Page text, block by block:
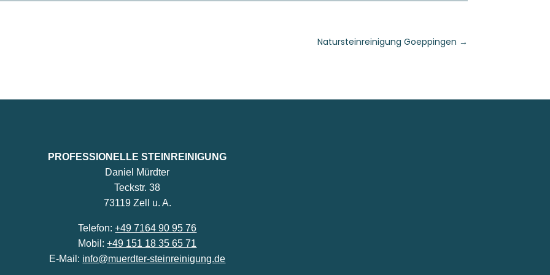
Natursteinreinigung Goeppingen →
PROFESSIONELLE STEINREINIGUNG
Daniel Mürdter
Teckstr. 38
73119 Zell u. A.
Telefon:+49 7164 90 95 76
Mobil:+49 151 18 35 65 71
E-Mail: info@muerdter-steinreinigung.de